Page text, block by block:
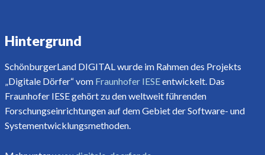
Hintergrund
SchönburgerLand DIGITAL wurde im Rahmen des Projekts
„Digitale Dörfer“ vom Fraunhofer IESEentwickelt. Das
Fraunhofer IESE gehört zu den weltweit führenden
Forschungseinrichtungen auf dem Gebiet der Software- und
Systementwicklungsmethoden.